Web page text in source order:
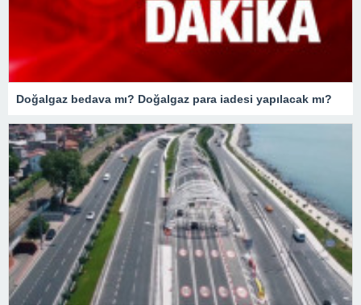
Doğalgaz bedava mı? Doğalgaz para iadesi yapılacak mı?